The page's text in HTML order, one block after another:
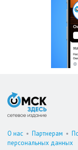
О нас • Партнерам •
персональных данных